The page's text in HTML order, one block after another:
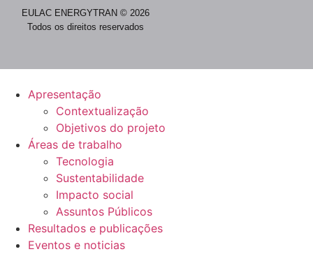
EULAC ENERGYTRAN © 2026
Todos os direitos reservados
Apresentação
Contextualização
Objetivos do projeto
Áreas de trabalho
Tecnologia
Sustentabilidade
Impacto social
Assuntos Públicos
Resultados e publicações
Eventos e noticias